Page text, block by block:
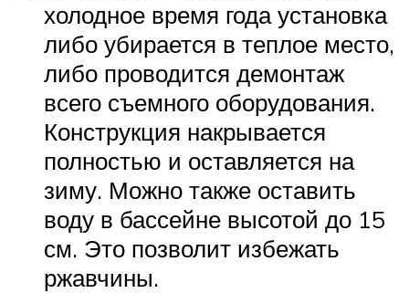
холодное время года установка
либо убирается в теплое место,
либо проводится демонтаж
всего съемного оборудования.
Конструкция накрывается
полностью и оставляется на
зиму. Можно также оставить
воду в бассейне высотой до 15
см. Это позволит избежать
ржавчины.